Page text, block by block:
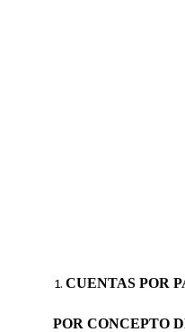
CUENTAS POR
POR CONCEPTO